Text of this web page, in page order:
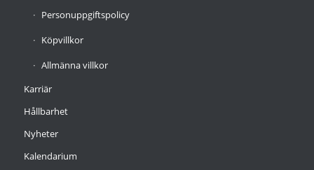
Personuppgiftspolicy
Köpvillkor
Allmänna villkor
Karriär
Hållbarhet
Nyheter
Kalendarium